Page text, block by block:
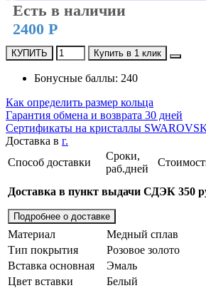
Есть в наличии
2400 Р
КУПИТЬ Купить в 1 клик
Бонусные баллы: 240
Как определить размер кольца
Гарантия обмена и возврата 30 дней
Сертификаты на кристаллы
Доставка в г.
Способ доставки
Сроки,
раб.дней
Доставка в пункт выдачи СДЭК 350
Подробнее о доставке
Материал
Медный сплав
Тип покрытия
Розовое золото
Вставка основная
Эмаль
Цвет вставки
Белый